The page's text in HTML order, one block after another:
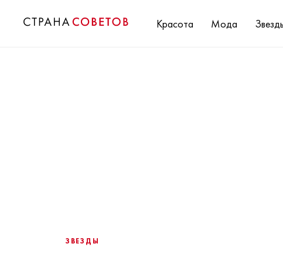
Красота Мода
ЗВЕЗДЫ